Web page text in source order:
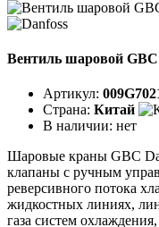
Вентиль шаровой
Артикул:
Страна: Китай
В наличии: нет
Шаровые краны GBC
клапаны с ручным
реверсивного потока
жидкостных линиях,
газа систем